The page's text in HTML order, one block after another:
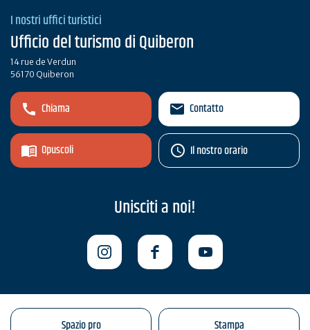
I nostri uffici turistici
Ufficio del turismo di Quiberon
14 rue de Verdun
56170 Quiberon
Chiama
Opuscoli
Contatto
Il nostro orario
Unisciti a noi!
Spazio pro Stampa